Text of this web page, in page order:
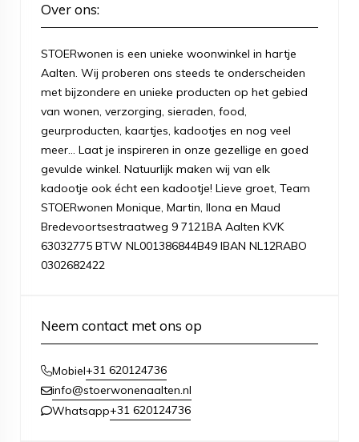
Over ons:
STOERwonen is een unieke woonwinkel in hartje
Aalten. Wij proberen ons steeds te onderscheiden
met bijzondere en unieke producten op het gebied
van wonen, verzorging, sieraden, food,
geurproducten, kaartjes, kadootjes en nog veel
meer... Laat je inspireren in onze gezellige en goed
gevulde winkel. Natuurlijk maken wij van elk
kadootje ook écht een kadootje! Lieve groet, Team
STOERwonen Monique, Martin, Ilona en Maud
Bredevoortsestraatweg 9 7121BA Aalten KVK
63032775 BTW NL001386844B49 IBAN NL12RABO
0302682422
Neem contact met ons op
Mobiel+31 620124736
info@stoerwonenaalten.nl
Whatsapp+31 620124736